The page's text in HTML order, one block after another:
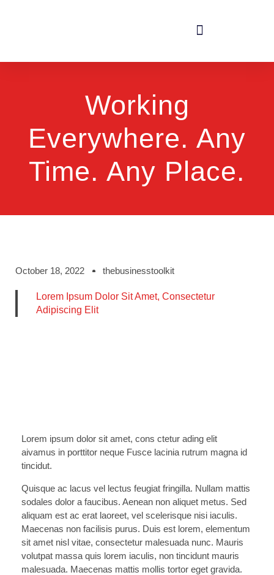
Working
Everywhere. Any
Time. Any Place.
October 18, 2022 thebusinesstoolkit
Lorem Ipsum Dolor Sit Amet, Consectetur
Adipiscing Elit
Lorem ipsum dolor sit amet, cons ctetur ading elit
aivamus in porttitor neque Fusce lacinia rutrum magna id
tincidut.
Quisque ac lacus vel lectus feugiat fringilla. Nullam mattis
sodales dolor a faucibus. Aenean non aliquet metus. Sed
aliquam est ac erat laoreet, vel scelerisque nisi iaculis.
Maecenas non facilisis purus. Duis est lorem, elementum
sit amet nisl vitae, consectetur malesuada nunc. Mauris
volutpat massa quis lorem iaculis, non tincidunt mauris
malesuada. Maecenas mattis mollis tortor eget gravida.